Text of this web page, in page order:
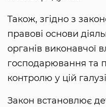
Також, згідно з
правові основи
органів виконавчої
господарювання та
контролю у цій
Закон встановлює